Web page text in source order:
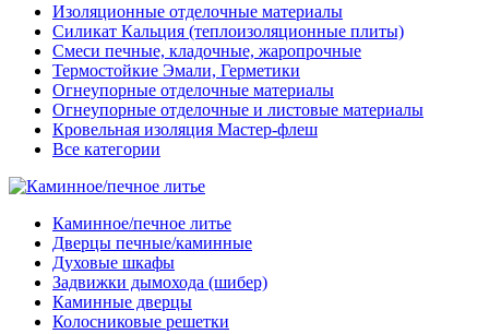
Изоляционные отделочные материалы
Силикат Кальция (теплоизоляционные плиты)
Смеси печные, кладочные, жаропрочные
Термостойкие Эмали, Герметики
Огнеупорные отделочные материалы
Огнеупорные отделочные и листовые материалы
Кровельная изоляция Мастер-флеш
Все категории
Каминное/печное литье
Дверцы печные/каминные
Духовые шкафы
Задвижки дымохода (шибер)
Каминные дверцы
Колосниковые решетки